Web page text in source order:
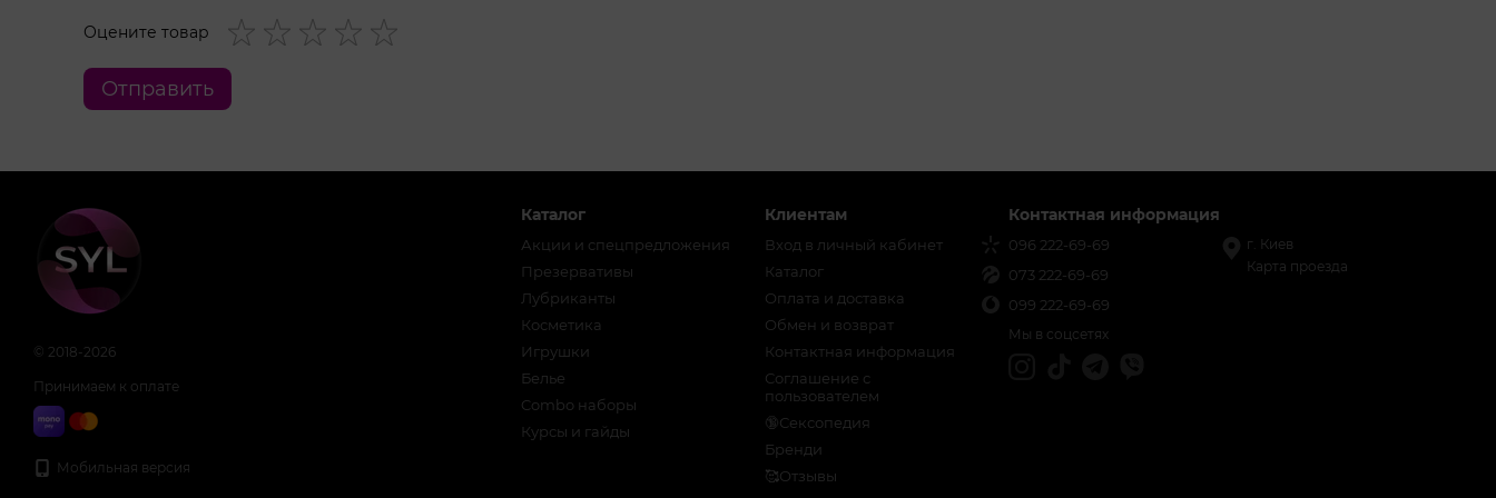
Оцените товар
Отправить
© 2018-2026
Принимаем к оплате
Мобильная версия
Каталог
Акции и спецпредложения
Презервативы
Лубриканты
Косметика
Игрушки
Белье
Combo наборы
Курсы и гайды
Клиентам
Вход в личный кабинет
Каталог
Оплата и доставка
Обмен и возврат
Контактная информация
Соглашение с
пользователем
🔞Сексопедия
Бренди
🥰Отзывы
Контактная информация
096 222-69-69
073 222-69-69
099 222-69-69
г. Киев
Карта проезда
Мы в соцсетях